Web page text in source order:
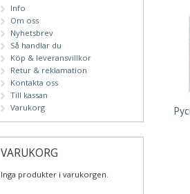
Info
Om oss
Nyhetsbrev
Så handlar du
Köp & leveransvillkor
Retur & reklamation
Kontakta oss
Till kassan
Varukorg
VARUKORG
Inga produkter i varukorgen.